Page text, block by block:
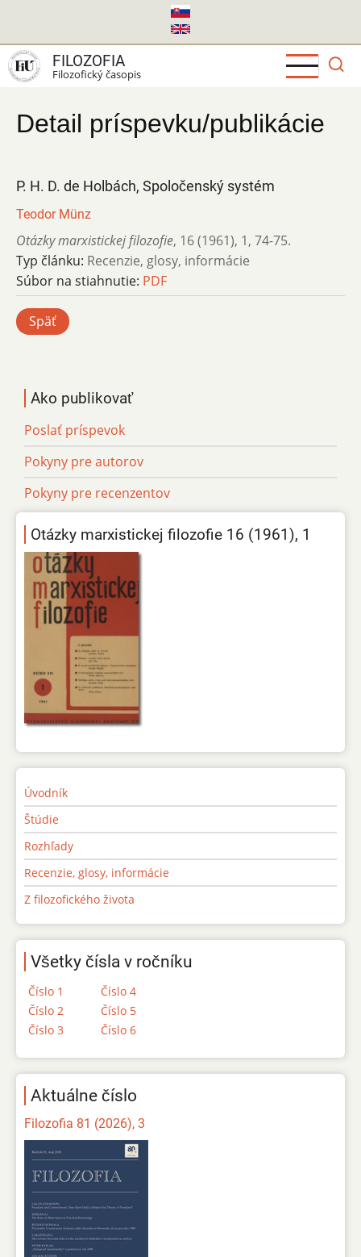
hlavný
obsah
FILOZOFIA
Filozofický časopis
Detail príspevku/publikácie
P. H. D. de Holbách, Spoločenský systém
Teodor Münz
Otázky marxistickej filozofie, 16 (1961), 1, 74-75.
Typ článku: Recenzie, glosy, informácie
Súbor na stiahnutie: PDF
Späť
Ako publikovať
Poslať príspevok
Pokyny pre autorov
Pokyny pre recenzentov
Otázky marxistickej filozofie 16 (1961), 1
Úvodník
Štúdie
Rozhľady
Recenzie, glosy, informácie
Z filozofického života
Všetky čísla v ročníku
Číslo 1
Číslo 2
Číslo 3
Číslo 4
Číslo 5
Číslo 6
Aktuálne číslo
Filozofia 81 (2026), 3